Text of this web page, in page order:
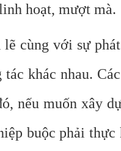
hoạt, mượt mà.
cùng với sự
khác nhau.
nếu muốn xây
buộc phải thực